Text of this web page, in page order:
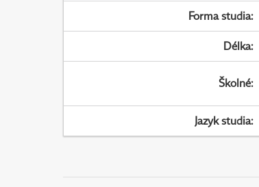
Forma studia:
Délka:
Školné:
Jazyk studia: